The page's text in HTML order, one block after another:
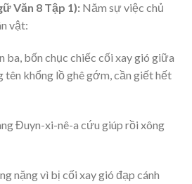
Văn 8 Tập 1): Năm sự việc chủ
vật:
ba, bốn chục chiếc cối xay gió giữa
tên khổng lồ ghê gớm, cần giết hết
Đuyn-xi-nê-a cứu giúp rồi xông
nặng vì bị cối xay gió đạp cánh